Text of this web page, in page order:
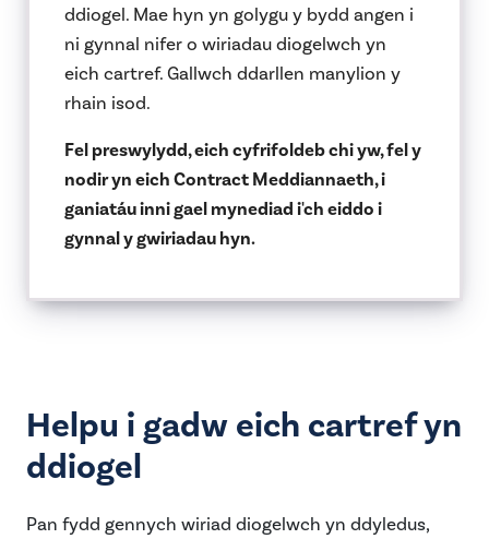
ddiogel. Mae hyn yn golygu y bydd angen i
ni gynnal nifer o wiriadau diogelwch yn
eich cartref. Gallwch ddarllen manylion y
rhain isod.
Fel preswylydd, eich cyfrifoldeb chi yw, fel y
nodir yn eich Contract Meddiannaeth, i
ganiatáu inni gael mynediad i'ch eiddo i
gynnal y gwiriadau hyn.
Helpu i gadw eich cartref yn
ddiogel
Pan fydd gennych wiriad diogelwch yn ddyledus,